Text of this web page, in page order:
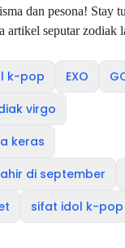
dan pesona! Stay
artikel seputar zodiak
k-pop EXO
virgo
keras
di september
sifat idol k-pop